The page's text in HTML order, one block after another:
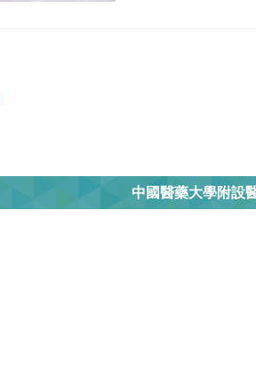
中國醫藥大學附設